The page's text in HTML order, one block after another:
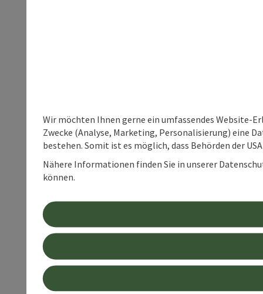
Wir möchten Ihnen gerne ein umfassendes Website-
Zwecke (Analyse, Marketing, Personalisierung) eine
bestehen. Somit ist es möglich, dass Behörden der
Nähere Informationen finden Sie in unserer
können.